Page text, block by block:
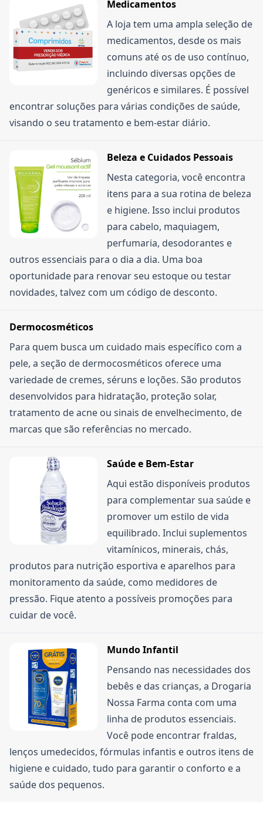
condição de frete grátis no momento.
descontos já aplicados diretamente nos produtos.
do cupom: alguns têm valor mínimo de compra,
são válidos apenas para produtos específicos ou
para a primeira compra. Se mesmo assim não
funcionar, você pode entrar em contato com o
atendimento ao cliente da Drogaria Nossa Farma
via telefone, e-mail ou WhatsApp para obter ajuda.
Medicamentos
A loja tem uma ampla seleção de
medicamentos, desde os mais
comuns até os de uso contínuo,
incluindo diversas opções de
genéricos e similares. É possível
encontrar soluções para várias condições de saúde,
visando o seu tratamento e bem-estar diário.
Beleza e Cuidados Pessoais
Nesta categoria, você encontra
itens para a sua rotina de beleza
e higiene. Isso inclui produtos
para cabelo, maquiagem,
perfumaria, desodorantes e
outros essenciais para o dia a dia. Uma boa
oportunidade para renovar seu estoque ou testar
novidades, talvez com um código de desconto.
Dermocosméticos
Para quem busca um cuidado mais específico com a
pele, a seção de dermocosméticos oferece uma
variedade de cremes, séruns e loções. São produtos
desenvolvidos para hidratação, proteção solar,
tratamento de acne ou sinais de envelhecimento, de
marcas que são referências no mercado.
Saúde e Bem-Estar
Aqui estão disponíveis produtos
para complementar sua saúde e
promover um estilo de vida
equilibrado. Inclui suplementos
vitamínicos, minerais, chás,
produtos para nutrição esportiva e aparelhos para
monitoramento da saúde, como medidores de
pressão. Fique atento a possíveis promoções para
cuidar de você.
Mundo Infantil
Pensando nas necessidades dos
bebês e das crianças, a Drogaria
Nossa Farma conta com uma
linha de produtos essenciais.
Você pode encontrar fraldas,
lenços umedecidos, fórmulas infantis e outros itens de
higiene e cuidado, tudo para garantir o conforto e a
saúde dos pequenos.